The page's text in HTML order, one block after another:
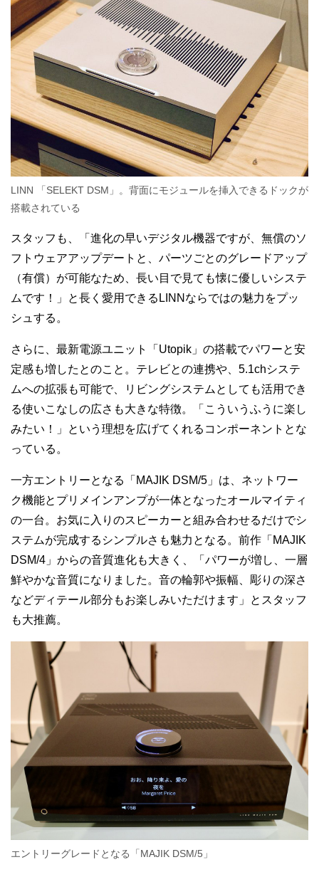
LINN 「SELEKT DSM」。背面にモジュールを挿入できるドックが
搭載されている
スタッフも、「進化の早いデジタル機器ですが、無償のソ
フトウェアアップデートと、パーツごとのグレードアップ
（有償）が可能なため、長い目で見ても懐に優しいシステ
ムです！」と長く愛用できるLINNならではの魅力をプッ
シュする。
さらに、最新電源ユニット「Utopik」の搭載でパワーと安
定感も増したとのこと。テレビとの連携や、5.1chシステ
ムへの拡張も可能で、リビングシステムとしても活用でき
る使いこなしの広さも大きな特徴。「こういうふうに楽し
みたい！」という理想を広げてくれるコンポーネントとな
っている。
一方エントリーとなる「MAJIK DSM/5」は、ネットワー
ク機能とプリメインアンプが一体となったオールマイティ
の一台。お気に入りのスピーカーと組み合わせるだけでシ
ステムが完成するシンプルさも魅力となる。前作「MAJIK
DSM/4」からの音質進化も大きく、「パワーが増し、一層
鮮やかな音質になりました。音の輪郭や振幅、彫りの深さ
などディテール部分もお楽しみいただけます」とスタッフ
も大推薦。
エントリーグレードとなる「MAJIK DSM/5」